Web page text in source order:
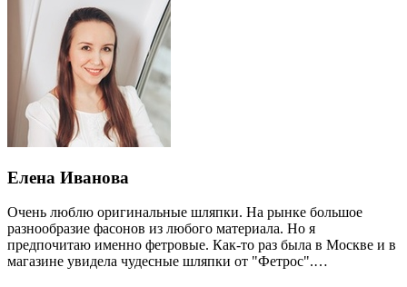
Елена Иванова
Очень люблю оригинальные шляпки. На рынке большое
разнообразие фасонов из любого материала. Но я
предпочитаю именно фетровые. Как-то раз была в Москве и в
магазине увидела чудесные шляпки от "Фетрос".…